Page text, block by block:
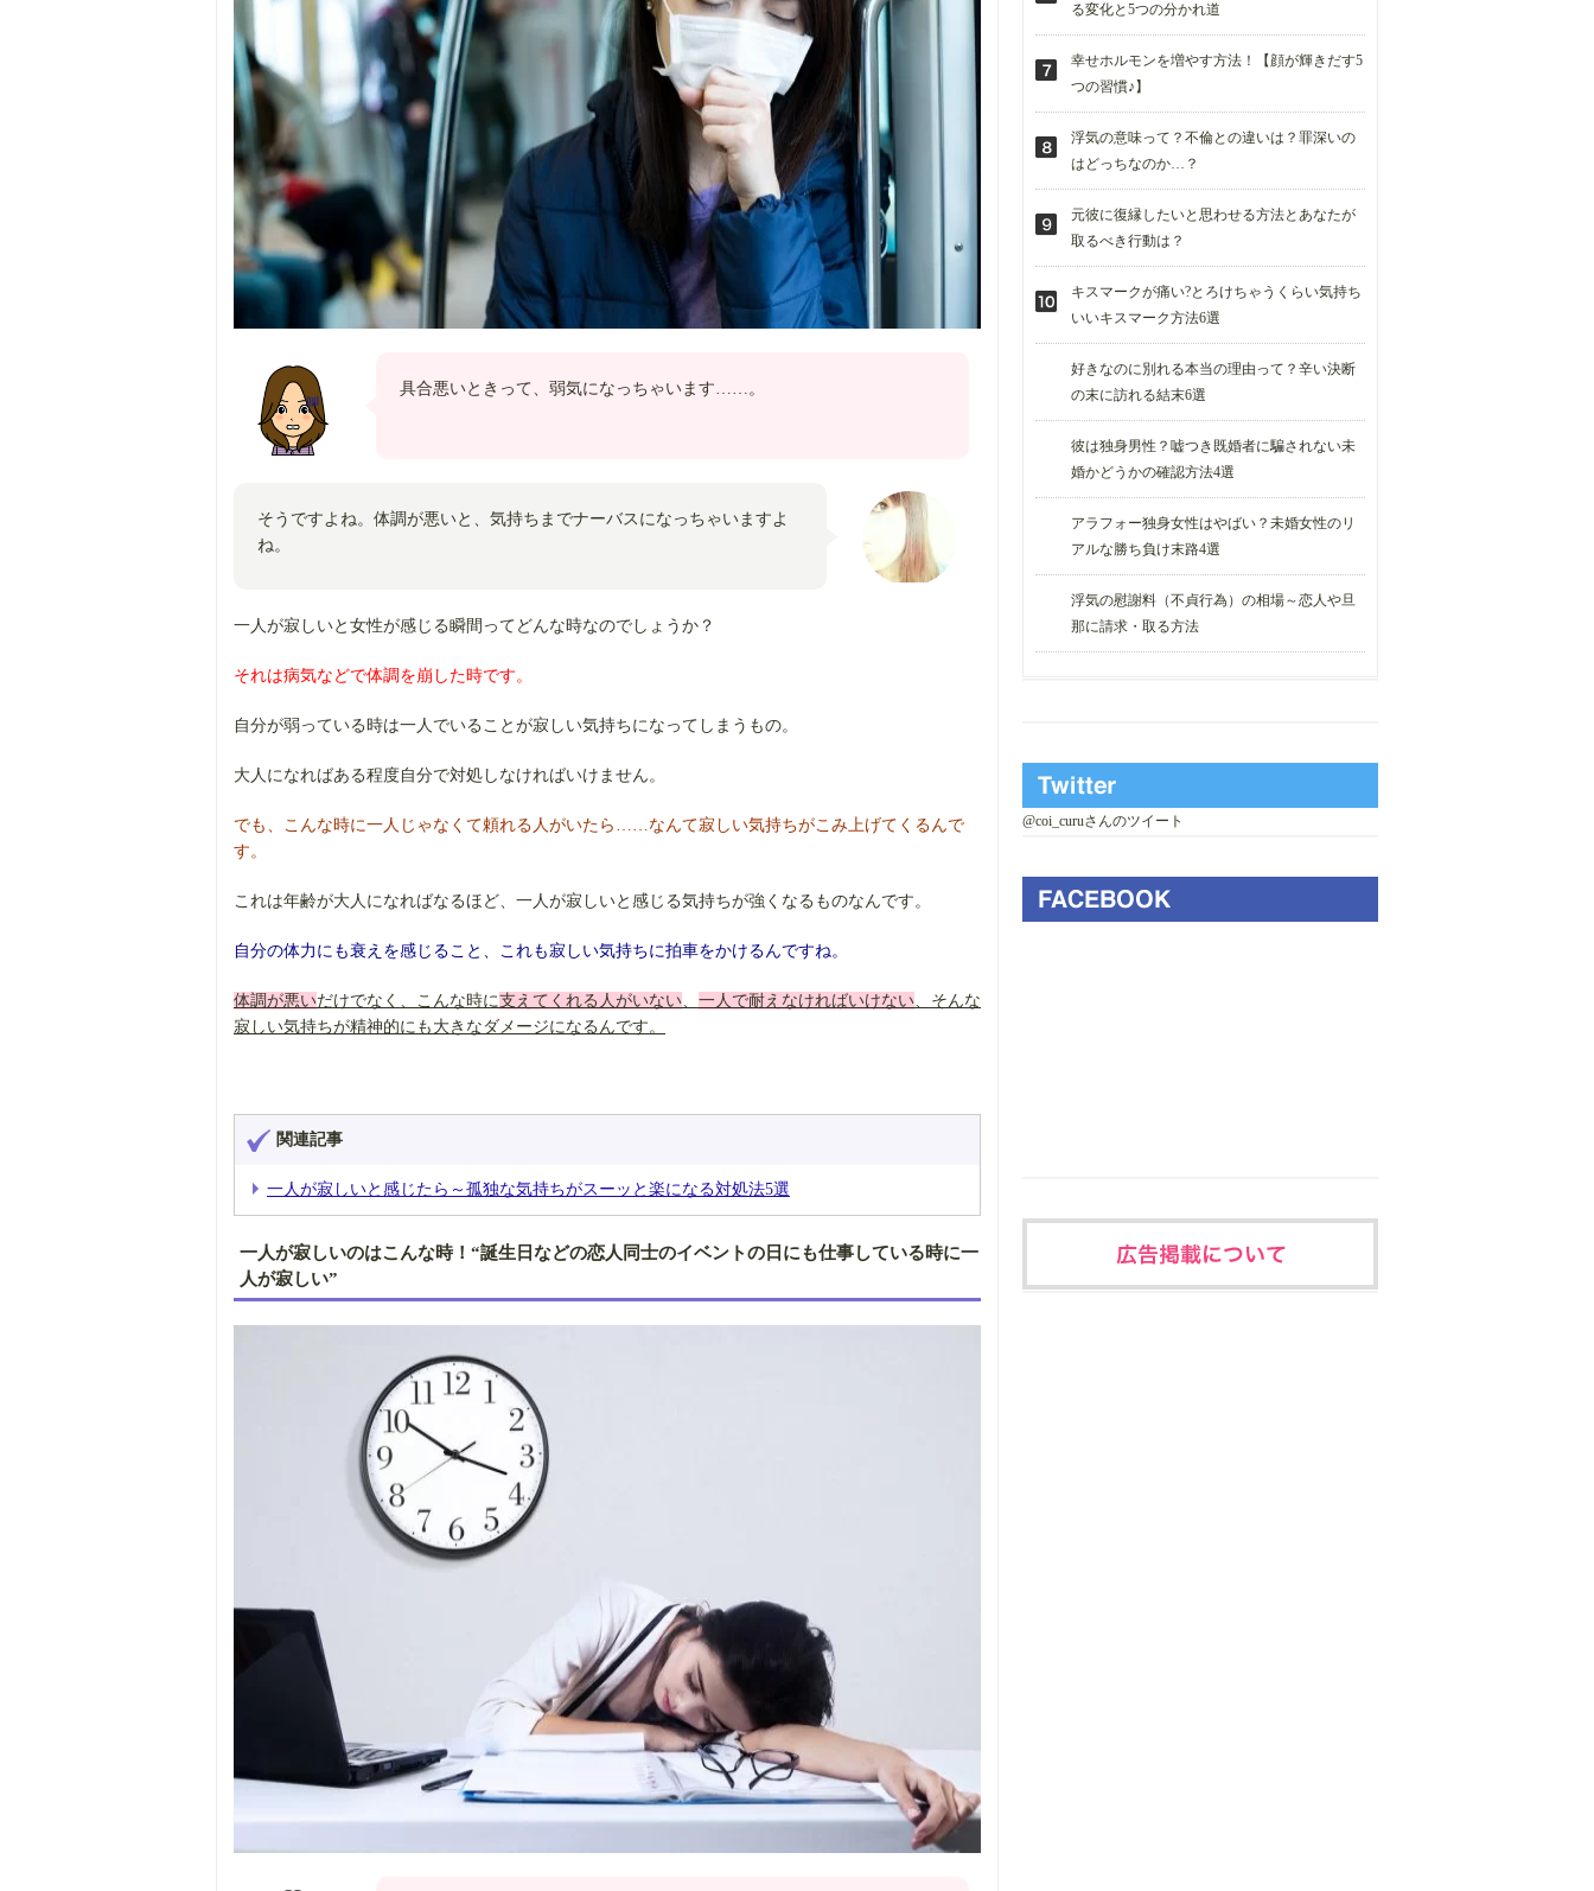
具合悪いときって、弱気になっちゃいます……。
そうですよね。体調が悪いと、気持ちまでナーバスになっちゃいますよ
ね。
一人が寂しいと女性が感じる瞬間ってどんな時なのでしょうか？
それは病気などで体調を崩した時です。
自分が弱っている時は一人でいることが寂しい気持ちになってしまうもの。
大人になればある程度自分で対処しなければいけません。
でも、こんな時に一人じゃなくて頼れる人がいたら……なんて寂しい気持ちがこみ上げてくるんで
す。
これは年齢が大人になればなるほど、一人が寂しいと感じる気持ちが強くなるものなんです。
自分の体力にも衰えを感じること、これも寂しい気持ちに拍車をかけるんですね。
体調が悪いだけでなく、こんな時に支えてくれる人がいない、 一人で耐えなければいけない、そんな
寂しい気持ちが精神的にも大きなダメージになるんです。
関連記事
一人が寂しいと感じたら～孤独な気持ちがスーッと楽になる対処法5選
一人が寂しいのはこんな時！“誕生日などの恋人同士のイベントの日にも仕事している時に一
人が寂しい”
る変化と5つの分かれ道
幸せホルモンを増やす方法！【顔が輝きだす5
つの習慣♪】
浮気の意味って？不倫との違いは？罪深いの
はどっちなのか…？
元彼に復縁したいと思わせる方法とあなたが
取るべき行動は？
キスマークが痛い?とろけちゃうくらい気持ち
いいキスマーク方法6選
好きなのに別れる本当の理由って？辛い決断
の末に訪れる結末6選
彼は独身男性？嘘つき既婚者に騙されない未
婚かどうかの確認方法4選
アラフォー独身女性はやばい？未婚女性のリ
アルな勝ち負け末路4選
浮気の慰謝料（不貞行為）の相場～恋人や旦
那に請求・取る方法
@coi_curuさんのツイート